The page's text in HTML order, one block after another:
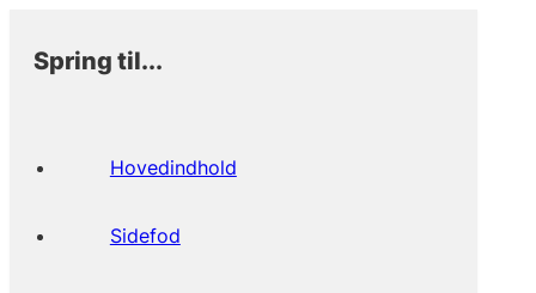
Spring til...
Hovedindhold
Sidefod